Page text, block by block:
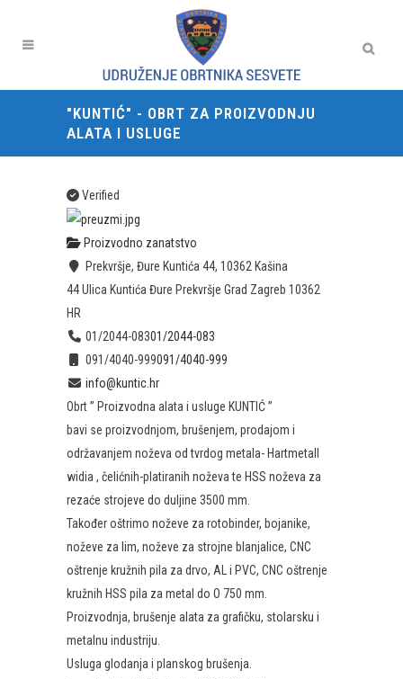
"KUNTIĆ" - OBRT ZA PROIZVODNJU
ALATA I USLUGE
Verified
Proizvodno zanatstvo
Prekvršje, Đure Kuntića 44, 10362 Kašina
44 Ulica Kuntića Đure Prekvršje Grad Zagreb 10362
HR
01/2044-08301/2044-083
091/4040-999091/4040-999
info@kuntic.hr
Obrt ” Proizvodna alata i usluge KUNTIĆ ”
bavi se proizvodnjom, brušenjem, prodajom i
održavanjem noževa od tvrdog metala- Hartmetall
widia , čelićnih-platiranih noževa te HSS noževa za
rezaće strojeve do duljine 3500 mm.
Također oštrimo noževe za rotobinder, bojanike,
noževe za lim, noževe za strojne blanjalice, CNC
oštrenje kružnih pila za drvo, AL i PVC, CNC oštrenje
kružnih HSS pila za metal do O 750 mm.
Proizvodnja, brušenje alata za grafičku, stolarsku i
metalnu industriju.
Usluga glodanja i planskog brušenja.